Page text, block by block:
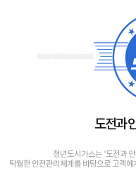
도전과
청년도시가스는 ‘도전과
탁월한 안전관리체계를 바탕으로 고객